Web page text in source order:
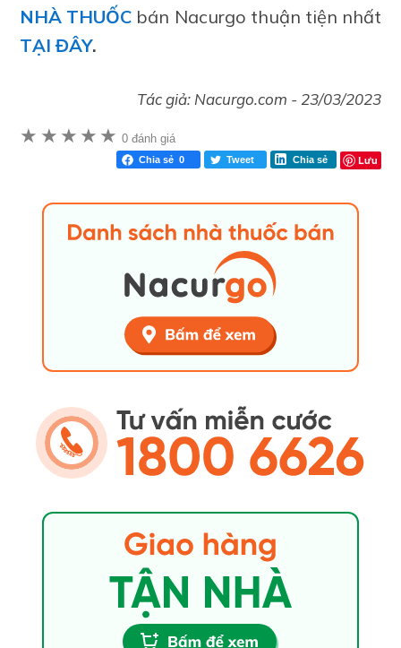
NHÀ THUỐC bán Nacurgo thuận tiện nhất
TẠI ĐÂY.
Tác giả: Nacurgo.com - 23/03/2023
★ ★ ★ ★ ★ 0 đánh giá
Chia sẻ 0 Tweet Chia sẻ Lưu